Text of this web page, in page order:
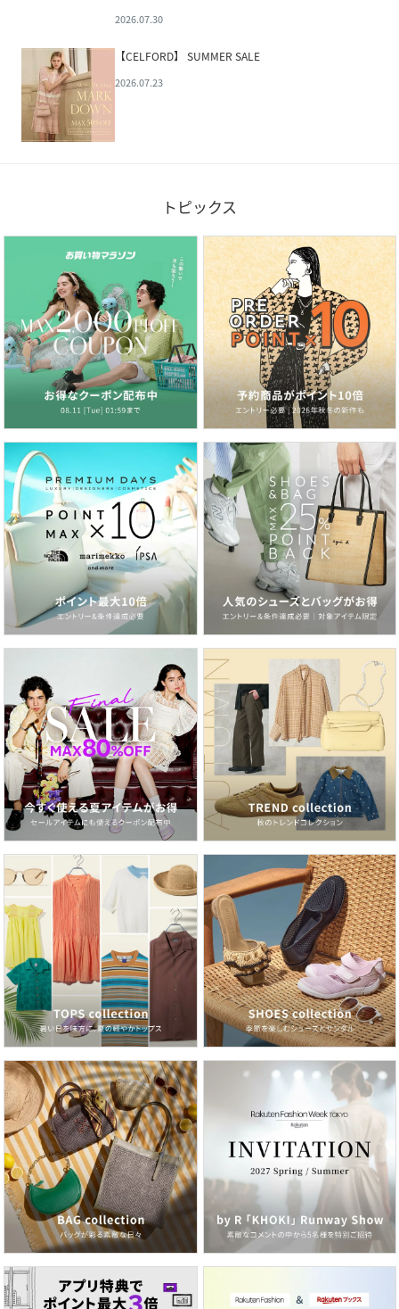
2026.07.30
【CELFORD】 SUMMER SALE
2026.07.23
トピックス